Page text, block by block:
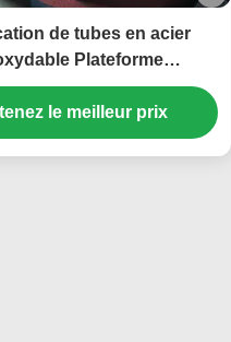
de tubes en acier
Plateforme
médicale en acier
équipement de
des noix, transformation
le meilleur prix